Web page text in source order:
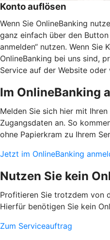
Konto auflösen
Wenn Sie OnlineBanking
ganz einfach über den
anmelden“ nutzen. Wenn Sie
OnlineBanking bei uns sind,
Service auf der Website oder
Im OnlineBanking
Melden Sie sich hier mit
Zugangsdaten an. So
ohne Papierkram zu Ihrem
Jetzt im OnlineBanking
Nutzen Sie kein
Profitieren Sie trotzdem von
Hierfür benötigen Sie kein
Zum Serviceauftrag